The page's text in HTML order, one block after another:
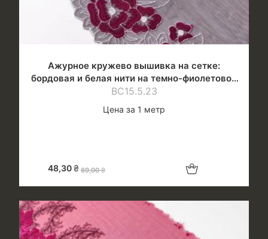
Ажурное кружево вышивка на сетке:
бордовая и белая нити на темно-фиолетовой
сетке
ВС15.5.23
Цена за 1 метр
69,00₴
48,30₴ Добавить в корзину